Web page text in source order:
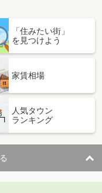
「住みたい街」
を見つけよう
家賃相場
人気タウン
ランキング